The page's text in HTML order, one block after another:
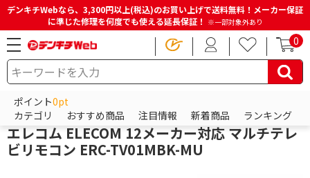
デンキチWebなら、3,300円以上(税込)のお買い上げで送料無料！メーカー保証
に準じた修理を何度でも使える延長保証！ ※一部対象外あり
0
ポイント0pt
カテゴリ
おすすめ商品 注目情報 新着商品 ランキング
HOME 商品一覧ページ テレビ・レコーダー
エレコム
エレコム ELECOM 12メーカー対応 マルチテレ
ビリモコン ERC-TV01MBK-MU